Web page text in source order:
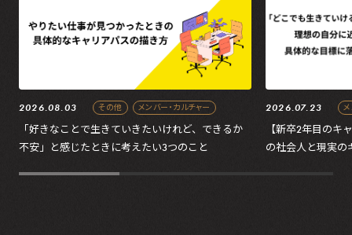
2026.08.03 その他 メンバー・カルチャー
「好きなことで生きていきたいけれど、できるか
不安」と感じたときに考えたい3つのこと
2026.07.23
【新卒2年目のキ
の社会人と現実の